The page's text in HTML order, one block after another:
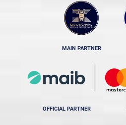
MAIN PARTNER
OFFICIAL PARTNER